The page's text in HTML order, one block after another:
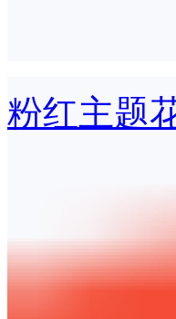
粉红主题